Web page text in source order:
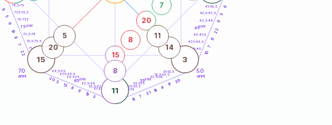
50
anni
70
anni
41-42,5
42,5-43,5
43,5-44
46-47,5
47,5-48,5
48,5-49
51-52,5
52,5-53,5
53,5-54
56-57,5
57,5-58,5
58,5-59
61-62,5
62,5-63,5
63,5-64
66-67,5
67,5-68,5
68,5-69
71-72,5
72,5-73,5
73,5-74
76-77,5
77,5-78,5
78,5-79 6
5
9
22
11
7
10
20
17
4
14
21
7
18
3
19
9
8
13
5
20
22
7
8
19
6
5
9
11
15 3
15
8
20
7
8
20
5
14
11
45anni
55anni
65anni
75anni